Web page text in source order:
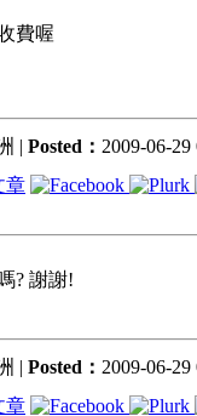
費喔
| Posted： 2009-06-29
? 謝謝!
| Posted： 2009-06-29